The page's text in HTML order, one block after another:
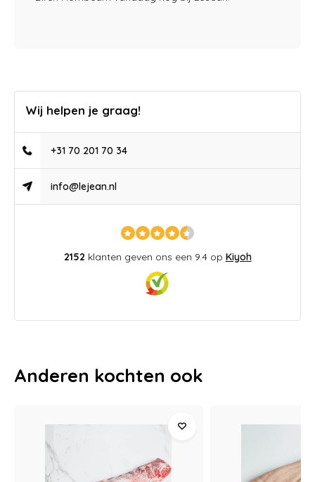
Wij helpen je graag!
+31 70 201 70 34
info@lejean.nl
2152 klanten geven ons een 9.4 op Kiyoh
Anderen kochten ook